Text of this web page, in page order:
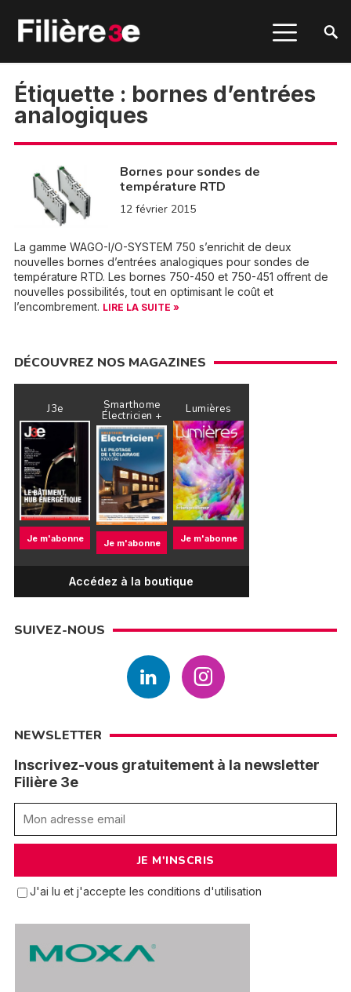
Étiquette : bornes d’entrées
analogiques
Bornes pour sondes de
température RTD
12 février 2015
La gamme WAGO-I/O-SYSTEM 750 s’enrichit de deux
nouvelles bornes d’entrées analogiques pour sondes de
température RTD. Les bornes 750-450 et 750-451 offrent de
nouvelles possibilités, tout en optimisant le coût et
l’encombrement. LIRE LA SUITE »
DÉCOUVREZ NOS MAGAZINES
J3e
Je m'abonne
Smarthome
Électricien +
Je m'abonne
Lumières
Je m'abonne
Accédez à la boutique
SUIVEZ-NOUS
NEWSLETTER
Inscrivez-vous gratuitement à la newsletter
Filière 3e
J'ai lu et j'accepte les conditions d'utilisation